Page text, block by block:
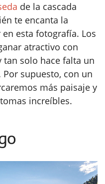
de la cascada
te encanta la
esta fotografía. Los
atractivo con
solo hace falta un
supuesto, con un
más paisaje y
increíbles.